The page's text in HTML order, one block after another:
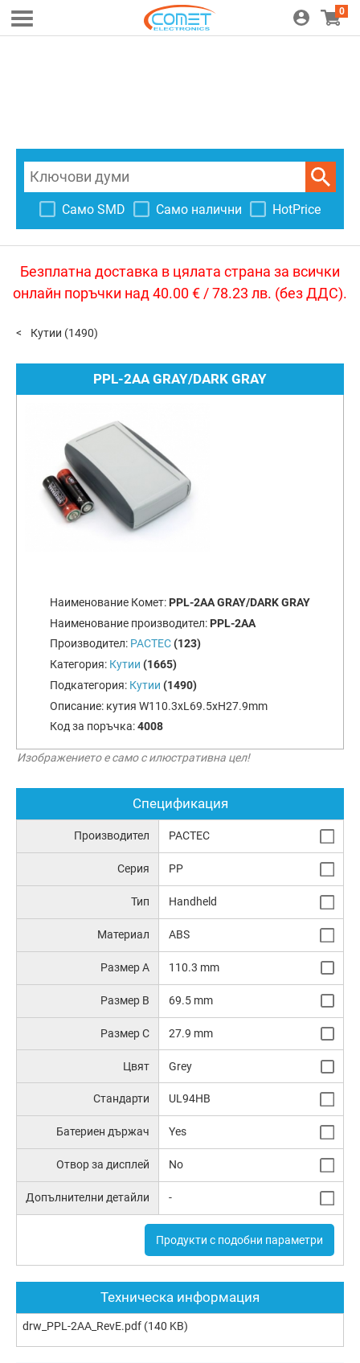
0
Само SMD Само налични HotPrice
Безплатна доставка в цялата страна за всички
онлайн поръчки над 40.00 € / 78.23 лв. (без ДДС).
Кутии (1490)
PPL-2AA GRAY/DARK GRAY
Наименование Комет: PPL-2AA GRAY/DARK GRAY
Наименование производител: PPL-2AA
Производител: PACTEC(123)
Категория: Кутии (1665)
Подкатегория: Кутии (1490)
Описание: кутия W110.3xL69.5xH27.9mm
Код за поръчка:4008
Изображението е само с илюстративна цел!
Спецификация
Производител PACTEC
Серия PP
Тип Handheld
Материал ABS
Размер A 110.3 mm
Размер B 69.5 mm
Размер C 27.9 mm
Цвят Grey
Стандарти UL94HB
Батериен държач Yes
Отвор за дисплей No
Допълнителни детайли -
Продукти с подобни параметри
Техническа информация
drw_PPL-2AA_RevE.pdf (140 KB)